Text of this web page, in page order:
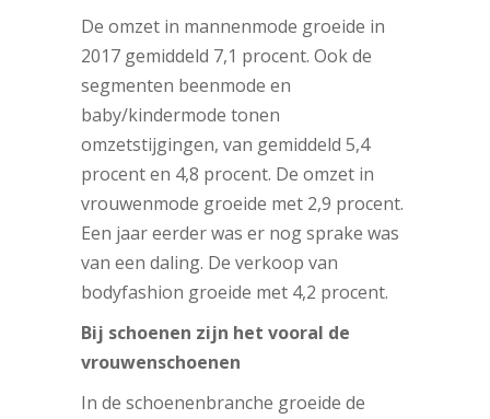
De omzet in mannenmode groeide in
2017 gemiddeld 7,1 procent. Ook de
segmenten beenmode en
baby/kindermode tonen
omzetstijgingen, van gemiddeld 5,4
procent en 4,8 procent. De omzet in
vrouwenmode groeide met 2,9 procent.
Een jaar eerder was er nog sprake was
van een daling. De verkoop van
bodyfashion groeide met 4,2 procent.
Bij schoenen zijn het vooral de
vrouwenschoenen
In de schoenenbranche groeide de